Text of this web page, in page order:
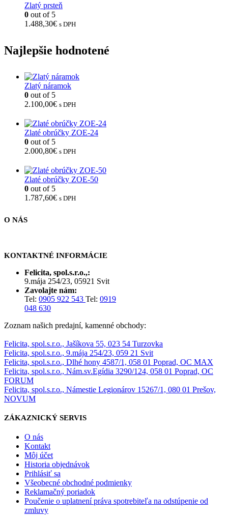
Zlatý prsteň
0 out of 5
1.488,30€ s DPH
Najlepšie hodnotené
Zlatý náramok
0 out of 5
2.100,00€ s DPH
Zlaté obrúčky ZOE-24
0 out of 5
2.000,80€ s DPH
Zlaté obrúčky ZOE-50
0 out of 5
1.787,60€ s DPH
O NÁS
KONTAKTNÉ INFORMÁCIE
Felicita, spol.s.r.o.,:
9.mája 254/23, 05921 Svit
Zavolajte nám:
Tel: 0905 922 543 Tel: 0919
048 630
Zoznam našich predajní, kamenné obchody:
Felicita, spol.s.r.o., Jašíkova 55, 023 54 Turzovka
Felicita, spol.s.r.o., 9.mája 254/23, 059 21 Svit
Felicita, spol.s.r.o., Dlhé hony 4587/1, 058 01 Poprad, OC MAX
Felicita, spol.s.r.o., Nám.sv.Egídia 3290/124, 058 01 Poprad, OC
FORUM
Felicita, spol.s.r.o., Námestie Legionárov 15267/1, 080 01 Prešov,
NOVUM
ZÁKAZNICKÝ SERVIS
O nás
Kontakt
Môj účet
Historia objednávok
Prihlásiť sa
Všeobecné obchodné podmienky
Reklamačný poriadok
Poučenie o uplatnení práva spotrebiteľa na odstúpenie od
zmluvy